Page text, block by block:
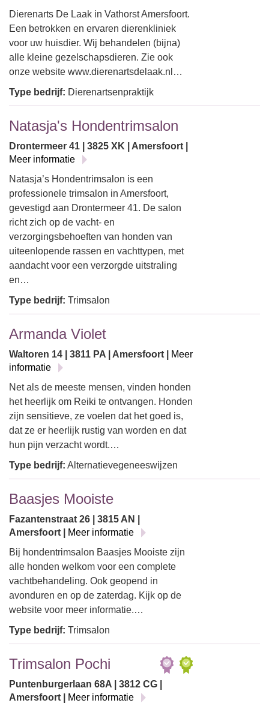
Dierenarts De Laak in Vathorst Amersfoort.
Een betrokken en ervaren dierenkliniek
voor uw huisdier. Wij behandelen (bijna)
alle kleine gezelschapsdieren. Zie ook
onze website www.dierenartsdelaak.nl…
Type bedrijf: Dierenartsenpraktijk
Natasja's Hondentrimsalon
Drontermeer 41 | 3825 XK | Amersfoort |
Meer informatie
Natasja’s Hondentrimsalon is een
professionele trimsalon in Amersfoort,
gevestigd aan Drontermeer 41. De salon
richt zich op de vacht- en
verzorgingsbehoeften van honden van
uiteenlopende rassen en vachttypen, met
aandacht voor een verzorgde uitstraling
en…
Type bedrijf: Trimsalon
Armanda Violet
Waltoren 14 | 3811 PA | Amersfoort |
Meer
informatie
Net als de meeste mensen, vinden honden
het heerlijk om Reiki te ontvangen. Honden
zijn sensitieve, ze voelen dat het goed is,
dat ze er heerlijk rustig van worden en dat
hun pijn verzacht wordt.…
Type bedrijf: Alternatievegeneeswijzen
Baasjes Mooiste
Fazantenstraat 26 | 3815 AN |
Amersfoort |
Meer informatie
Bij hondentrimsalon Baasjes Mooiste zijn
alle honden welkom voor een complete
vachtbehandeling. Ook geopend in
avonduren en op de zaterdag. Kijk op de
website voor meer informatie.…
Type bedrijf: Trimsalon
Trimsalon Pochi
Puntenburgerlaan 68A | 3812 CG |
Amersfoort |
Meer informatie